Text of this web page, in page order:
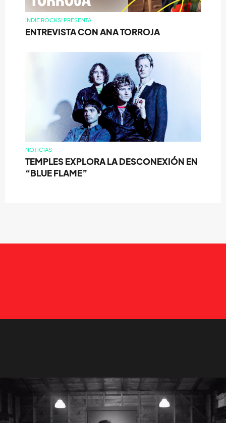
INDIE ROCKS! PRESENTA
ENTREVISTA CON ANA TORROJA
NOTICIAS
TEMPLES EXPLORA LA DESCONEXIÓN EN
“BLUE FLAME”